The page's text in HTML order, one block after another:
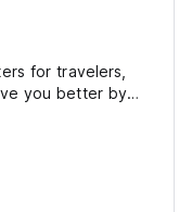
for travelers,
you better by
to our budget
with fresh linen